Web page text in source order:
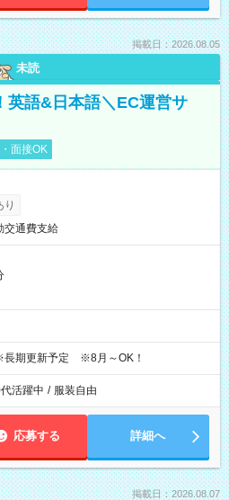
掲載日：2026.08.05
未読
英語&日本語＼EC運営サ
面接OK
り
交通費支給
期更新予定 ※8月～OK！
活躍中 / 服装自由
応募する 詳細へ
掲載日：2026.08.07